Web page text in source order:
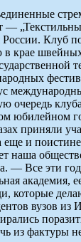
Клуб
швейных
очередь
юбилейном
приняли
еще и
наша
— Все эти
академия,
которые
вузов
из фактуры